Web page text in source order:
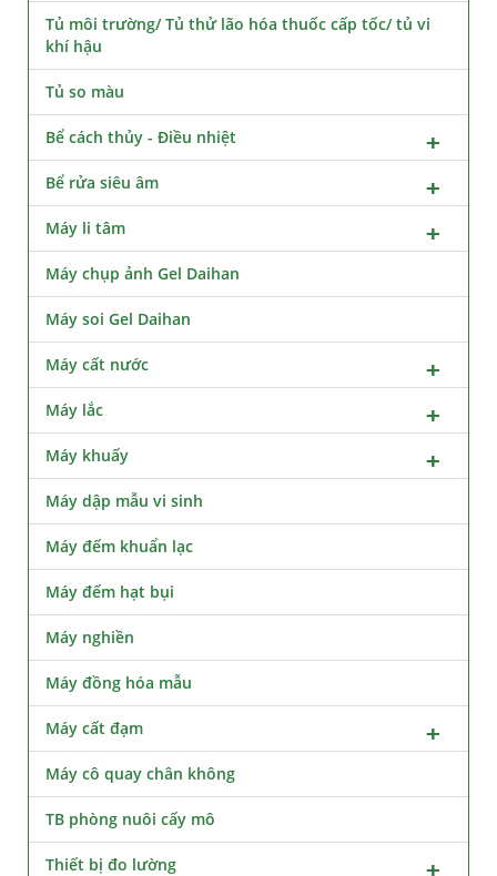
Tủ môi trường/ Tủ thử lão hóa thuốc cấp tốc/ tủ vi
khí hậu
Tủ so màu
Bể cách thủy - Điều nhiệt
Bể rửa siêu âm
Máy li tâm
Máy chụp ảnh Gel Daihan
Máy soi Gel Daihan
Máy cất nước
Máy lắc
Máy khuấy
Máy dập mẫu vi sinh
Máy đếm khuẩn lạc
Máy đếm hạt bụi
Máy nghiền
Máy đồng hóa mẫu
Máy cất đạm
Máy cô quay chân không
TB phòng nuôi cấy mô
Thiết bị đo lường